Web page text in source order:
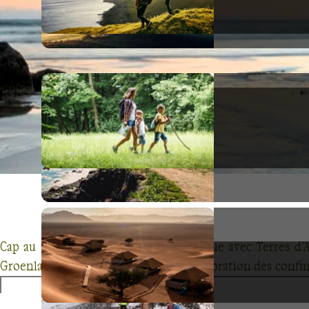
Cap au Nord pour une aventure arctique avec Terres
Groenland, chaque voyage est une exploration des